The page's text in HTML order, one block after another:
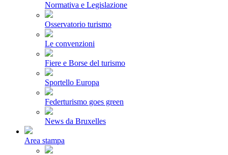
Normativa e Legislazione
Osservatorio turismo
Le convenzioni
Fiere e Borse del turismo
Sportello Europa
Federturismo goes green
News da Bruxelles
Area stampa